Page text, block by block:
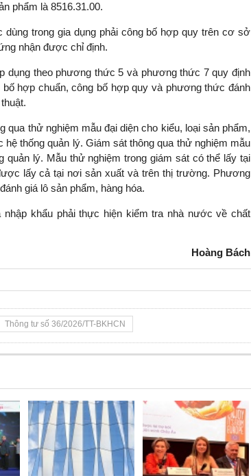
phẩm là 8516.31.00.
trong gia dụng phải công bố hợp quy trên cơ sở
nhận được chỉ định.
dụng theo phương thức 5 và phương thức 7 quy định
hợp chuẩn, công bố hợp quy và phương thức đánh
qua thử nghiệm mẫu đại diện cho kiểu, loại sản phẩm,
hệ thống quản lý. Giám sát thông qua thử nghiệm mẫu
quản lý. Mẫu thử nghiệm trong giám sát có thể lấy tại
lấy cả tại nơi sản xuất và trên thị trường. Phương
giá lô sản phẩm, hàng hóa.
nhập khẩu phải thực hiện kiểm tra nhà nước về chất
Hoàng Bách
Thông tư số 36/2026/TT-BKHCN